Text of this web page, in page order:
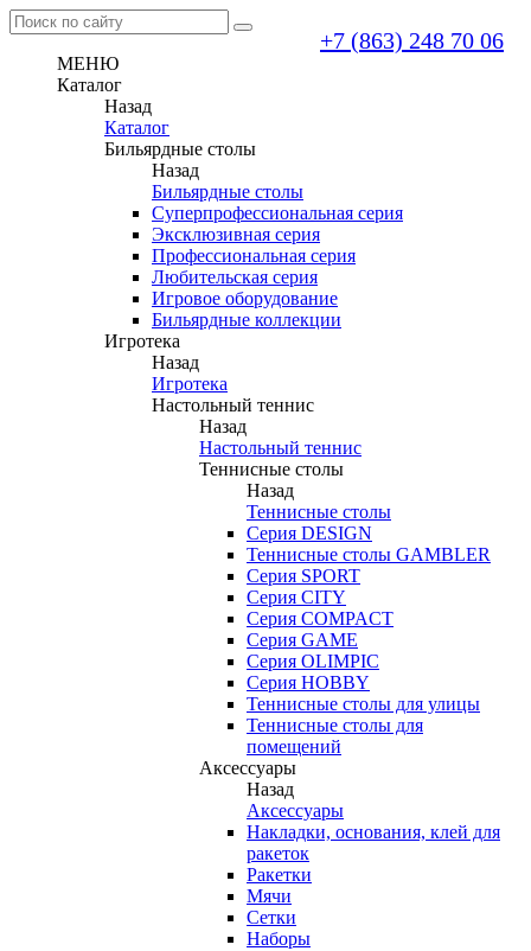
+7 (863) 248 70 06
МЕНЮ
Каталог
Назад
Каталог
Бильярдные столы
Назад
Бильярдные столы
Суперпрофессиональная серия
Эксклюзивная серия
Профессиональная серия
Любительская серия
Игровое оборудование
Бильярдные коллекции
Игротека
Назад
Игротека
Настольный теннис
Назад
Настольный теннис
Теннисные столы
Назад
Теннисные столы
Серия DESIGN
Теннисные столы GAMBLER
Серия SPORT
Серия CITY
Серия COMPACT
Серия GAME
Серия OLIMPIC
Серия HOBBY
Теннисные столы для улицы
Теннисные столы для
помещений
Аксессуары
Назад
Аксессуары
Накладки, основания, клей для
ракеток
Ракетки
Мячи
Сетки
Наборы